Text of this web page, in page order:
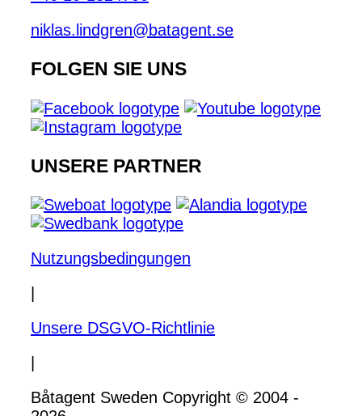
niklas.lindgren@batagent.se
FOLGEN SIE UNS
UNSERE PARTNER
Nutzungsbedingungen
Unsere DSGVO-Richtlinie
Båtagent Sweden Copyright © 2004 -